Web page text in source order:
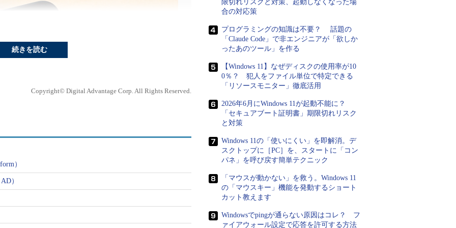
続きを読む
Copyright© Digital Advantage Corp. All Rights Reserved.
）
）
限切れリスクと対策、起動しなくなった場
合の対応策
プログラミングの知識は不要？ 話題の
「Claude Code」で非エンジニアが「欲しか
ったあのツール」を作る
【Windows 11】なぜディスクの使用率が10
0％？ 犯人をファイル単位で特定できる
「リソースモニター」徹底活用
2026年6月にWindows 11が起動不能に？
「セキュアブート証明書」期限切れリスク
と対策
Windows 11の「使いにくい」を即解消。デ
スクトップに［PC］を、スタートに「コン
パネ」を呼び戻す簡単テクニック
「マウスが動かない」を救う。Windows 11
の「マウスキー」機能を発動するショート
カット教えます
Windowsでpingが通らない原因はコレ？ フ
ァイアウォール設定で応答を許可する方法